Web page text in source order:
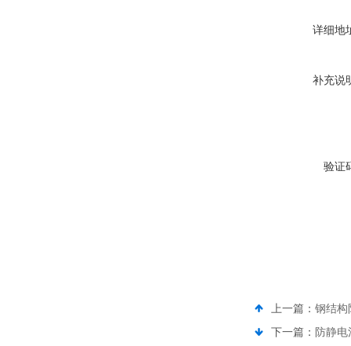
详细地
补充说
验证
上一篇： 钢结构
下一篇： 防静